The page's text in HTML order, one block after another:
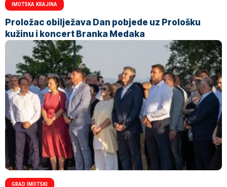
IMOTSKA KRAJINA
Proložac obilježava Dan pobjede uz Prološku
kužinu i koncert Branka Medaka
GRAD IMOTSKI